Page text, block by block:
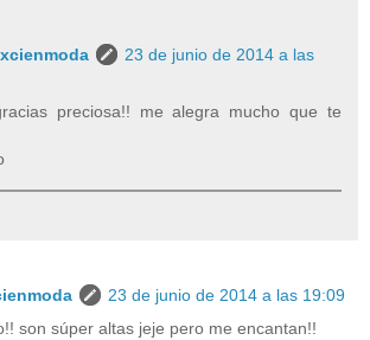
23 de junio de 2014 a las
preciosa!! me alegra mucho que te
23 de junio de 2014 a las 19:09
son súper altas jeje pero me encantan!!